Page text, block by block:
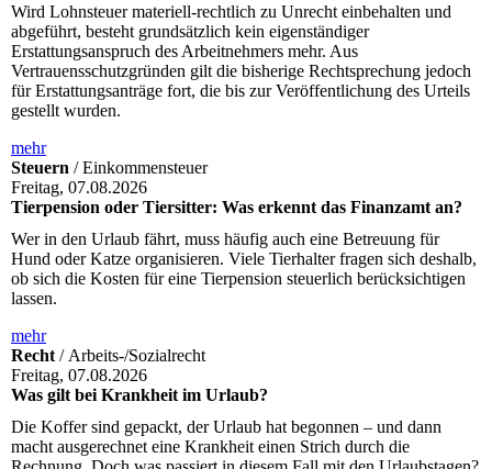
Wird Lohnsteuer materiell-rechtlich zu Unrecht einbehalten und
abgeführt, besteht grundsätzlich kein eigenständiger
Erstattungsanspruch des Arbeitnehmers mehr. Aus
Vertrauensschutzgründen gilt die bisherige Rechtsprechung jedoch
für Erstattungsanträge fort, die bis zur Veröffentlichung des Urteils
gestellt wurden.
mehr
Steuern / Einkommensteuer
Freitag, 07.08.2026
Tierpension oder Tiersitter: Was erkennt das Finanzamt an?
Wer in den Urlaub fährt, muss häufig auch eine Betreuung für
Hund oder Katze organisieren. Viele Tierhalter fragen sich deshalb,
ob sich die Kosten für eine Tierpension steuerlich berücksichtigen
lassen.
mehr
Recht / Arbeits-/Sozialrecht
Freitag, 07.08.2026
Was gilt bei Krankheit im Urlaub?
Die Koffer sind gepackt, der Urlaub hat begonnen – und dann
macht ausgerechnet eine Krankheit einen Strich durch die